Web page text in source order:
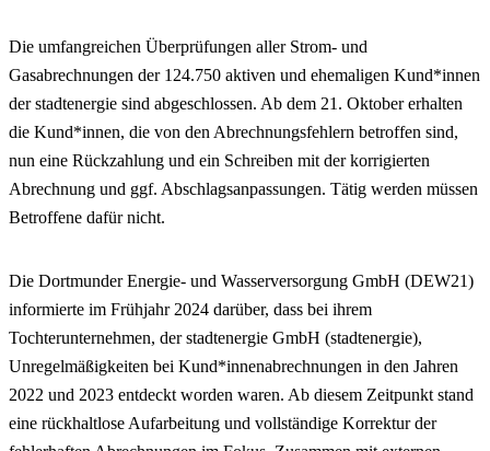
Die umfangreichen Überprüfungen aller Strom- und
Gasabrechnungen der 124.750 aktiven und ehemaligen Kund*innen
der stadtenergie sind abgeschlossen. Ab dem 21. Oktober erhalten
die Kund*innen, die von den Abrechnungsfehlern betroffen sind,
nun eine Rückzahlung und ein Schreiben mit der korrigierten
Abrechnung und ggf. Abschlagsanpassungen. Tätig werden müssen
Betroffene dafür nicht.
Die Dortmunder Energie- und Wasserversorgung GmbH (DEW21)
informierte im Frühjahr 2024 darüber, dass bei ihrem
Tochterunternehmen, der stadtenergie GmbH (stadtenergie),
Unregelmäßigkeiten bei Kund*innenabrechnungen in den Jahren
2022 und 2023 entdeckt worden waren. Ab diesem Zeitpunkt stand
eine rückhaltlose Aufarbeitung und vollständige Korrektur der